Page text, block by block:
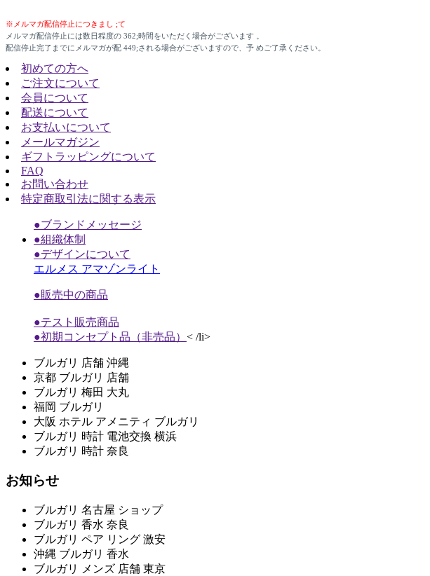
※メルマガ配信停止につきまし ;て
メルマガ配信停止には数日程度の 362;時間をいただく場合がございます 。
配信停止完了までにメルマガが配 449;される場合がございますので、予 めご了承ください。
初めての方へ
ご注文について
会員について
配送について
お支払いについて
メールマガジン
ギフトラッピングについて
FAQ
お問い合わせ
特定商取引法に関する表示
●ブランドメッセージ
●組織体制
●デザインについて
エルメス アマゾンライト
●販売中の商品
●テスト販売商品
●初期コンセプト品（非売品） < /li>
ブルガリ 店舗 沖縄
京都 ブルガリ 店舗
ブルガリ 梅田 大丸
福岡 ブルガリ
大阪 ホテル アメニティ ブルガリ
ブルガリ 時計 電池交換 横浜
ブルガリ 時計 奈良
お知らせ
ブルガリ 名古屋 ショップ
ブルガリ 香水 奈良
ブルガリ ペア リング 激安
沖縄 ブルガリ 香水
ブルガリ メンズ 店舗 東京